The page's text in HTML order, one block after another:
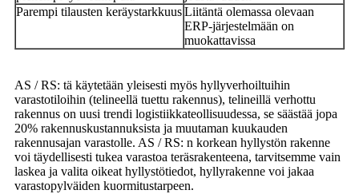
Parempi tilausten keräystarkkuusLiitäntä olemassa olevaan
ERP-järjestelmään on
muokattavissa
AS / RS: tä käytetään yleisesti myös hyllyverhoiltuihin
varastotiloihin (telineellä tuettu rakennus), telineillä verhottu
rakennus on uusi trendi logistiikkateollisuudessa, se säästää jopa
20% rakennuskustannuksista ja muutaman kuukauden
rakennusajan varastolle. AS / RS: n korkean hyllystön rakenne
voi täydellisesti tukea varastoa teräsrakenteena, tarvitsemme vain
laskea ja valita oikeat hyllystötiedot, hyllyrakenne voi jakaa
varastopylväiden kuormitustarpeen.